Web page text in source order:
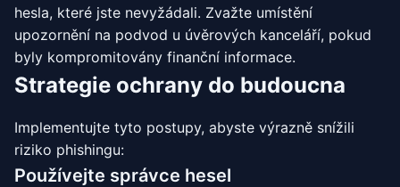
hesla, které jste nevyžádali. Zvažte umístění
upozornění na podvod u úvěrových kanceláří, pokud
byly kompromitovány finanční informace.
Strategie ochrany do budoucna
Implementujte tyto postupy, abyste výrazně snížili
riziko phishingu:
Používejte správce hesel